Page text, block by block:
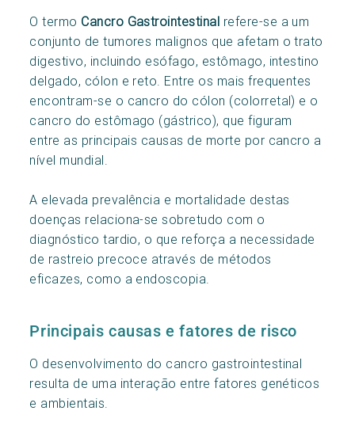
O termo Cancro Gastrointestinal refere-se a um
conjunto de tumores malignos que afetam o trato
digestivo, incluindo esófago, estômago, intestino
delgado, cólon e reto. Entre os mais frequentes
encontram-se o cancro do cólon (colorretal) e o
cancro do estômago (gástrico), que figuram
entre as principais causas de morte por cancro a
nível mundial.
A elevada prevalência e mortalidade destas
doenças relaciona-se sobretudo com o
diagnóstico tardio, o que reforça a necessidade
de rastreio precoce através de métodos
eficazes, como a endoscopia.
Principais causas e fatores de risco
O desenvolvimento do cancro gastrointestinal
resulta de uma interação entre fatores genéticos
e ambientais.